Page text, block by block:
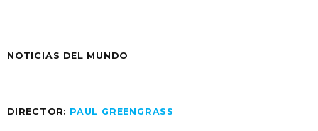
NOTICIAS DEL MUNDO
DIRECTOR: PAUL GREENGRASS